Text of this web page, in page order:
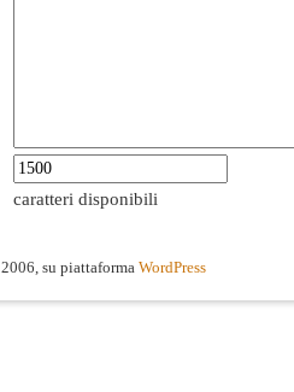
caratteri disponibili
2006, su piattaforma WordPress